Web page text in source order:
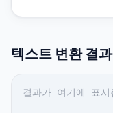
텍스트 변환 결과